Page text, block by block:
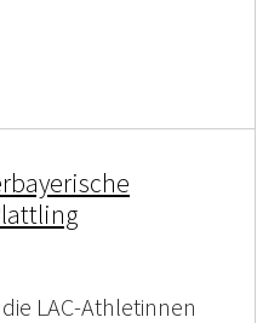
LAC-Athletinnen